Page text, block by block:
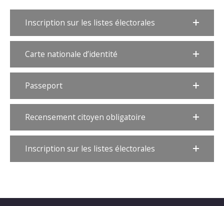
Inscription sur les listes électorales
Carte nationale d’identité
Passeport
Recensement citoyen obligatoire
Inscription sur les listes électorales